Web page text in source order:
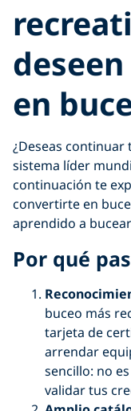
en
¿Deseas
sistema líder
continuación te
convertirte en
aprendido a
Por qué
buceo más
tarjeta de
arrendar
sencillo: no
validar tus